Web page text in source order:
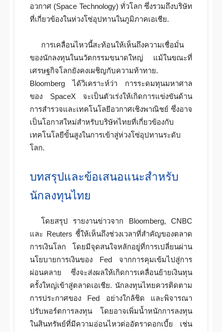
อวกาศ (Space Technology) ทั่วโลก ซึ่งรวมถึงบริษัท
ที่เกี่ยวข้องในห่วงโซ่อุปทานในภูมิภาคเอเชีย.
การเคลื่อนไหวนี้สะท้อนให้เห็นถึงความเชื่อมั่น
ของนักลงทุนในนวัตกรรมขนาดใหญ่ แม้ในขณะที่
เศรษฐกิจโลกยังคงเผชิญกับความท้าทาย.
Bloomberg ได้วิเคราะห์ว่า การระดมทุนมหาศาล
ของ SpaceX จะเป็นตัวเร่งให้เกิดการแข่งขันด้าน
การสำรวจและเทคโนโลยีอวกาศเชิงพาณิชย์ ซึ่งอาจ
เป็นโอกาสใหม่สำหรับบริษัทไทยที่เกี่ยวข้องกับ
เทคโนโลยีขั้นสูงในการเข้าสู่ห่วงโซ่อุปทานระดับ
โลก.
บทสรุปและข้อเสนอแนะสำหรับ
นักลงทุนไทย
โดยสรุป รายงานข่าวจาก Bloomberg, CNBC
และ Reuters ชี้ให้เห็นถึงช่วงเวลาที่สำคัญของตลาด
การเงินโลก โดยมีจุดสนใจหลักอยู่ที่การเปลี่ยนผ่าน
นโยบายการเงินของ Fed จากการคุมเข้มไปสู่การ
ผ่อนคลาย ซึ่งจะส่งผลให้เกิดการเคลื่อนย้ายเงินทุน
ครั้งใหญ่เข้าสู่ตลาดเอเชีย. นักลงทุนไทยควรติดตาม
การประกาศของ Fed อย่างใกล้ชิด และพิจารณา
ปรับพอร์ตการลงทุน โดยอาจเพิ่มน้ำหนักการลงทุน
ในสินทรัพย์ที่มีความอ่อนไหวต่ออัตราดอกเบี้ย เช่น